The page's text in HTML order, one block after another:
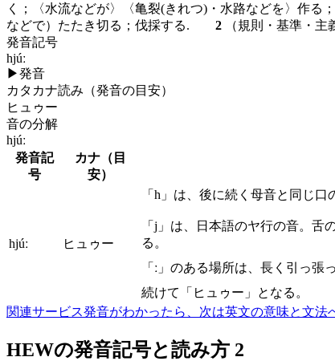
く；〈水流などが〉〈亀裂(きれつ)・水路などを〉作
などで）たたき切る；伐採する. 2 （規則・基準・
発音記号
hjúː
▶発音
カタカナ読み（発音の目安）
ヒュゥー
音の分解
hjúː
発音記
号
カナ（目
安）
hjúː ヒュゥー
「h」は、後に続く母音と同じ
「j」は、日本語のヤ行の音。
る。
「ː」のある場所は、長く引っ
続けて「ヒュゥー」となる。
関連サービス発音がわかったら、次は英文の意味と文法
HEWの発音記号と読み方 2